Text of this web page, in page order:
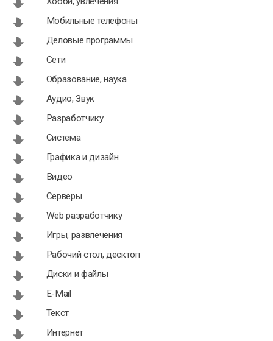
Мобильные телефоны
Деловые программы
Сети
Образование, наука
Аудио, Звук
Разработчику
Система
Графика и дизайн
Видео
Серверы
Web разработчику
Игры, развлечения
Рабочий стол, десктоп
Диски и файлы
E-Mail
Текст
Интернет